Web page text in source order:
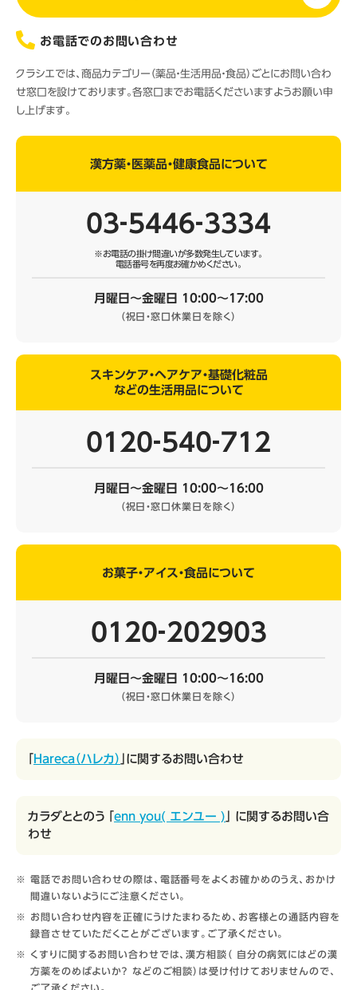
お電話でのお問い合わせ
クラシエでは、商品カテゴリー（薬品・生活用品・食品）ごとにお問い合わ
せ窓口を設けております。各窓口までお電話くださいますようお願い申
し上げます。
漢方薬・医薬品・健康食品について
03‐5446‐3334
※お電話の掛け間違いが多数発生しています。
電話番号を再度お確かめください。
月曜日～金曜日 10:00～17:00
（祝日・窓口休業日を除く）
スキンケア・ヘアケア・基礎化粧品
などの生活用品について
0120‐540‐712
月曜日～金曜日 10:00～16:00
（祝日・窓口休業日を除く）
お菓子・アイス・食品について
0120‐202903
月曜日～金曜日 10:00～16:00
（祝日・窓口休業日を除く）
Hareca（ハレカ） 」に関するお問い合わせ
カラダととのう 「 enn you( エンユー ) 」 に関するお問い合
わせ
電話でお問い合わせの際は、電話番号をよくお確かめのうえ、おかけ
間違いないようにご注意ください。
お問い合わせ内容を正確にうけたまわるため、お客様との通話内容を
録音させていただくことがございます。ご了承ください。
くすりに関するお問い合わせでは、漢方相談（ 自分の病気にはどの漢
方薬をのめばよいか？ などのご相談）は受け付けておりませんので、
ご了承ください。